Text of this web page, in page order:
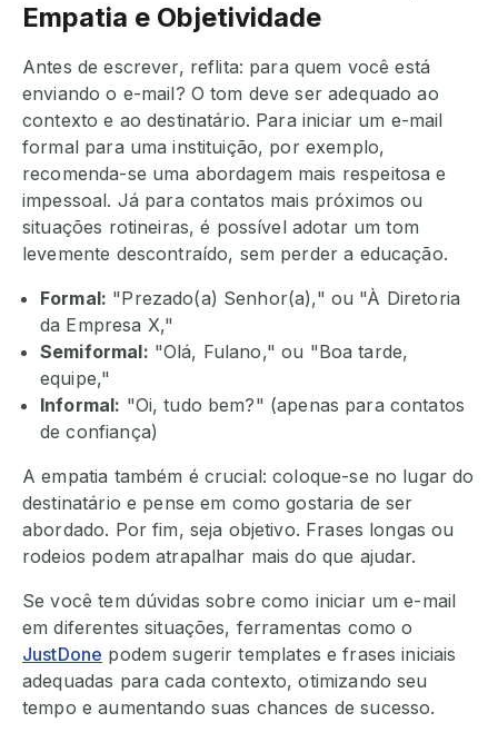
Empatia e Objetividade
Antes de escrever, reflita: para quem você está
enviando o e-mail? O tom deve ser adequado ao
contexto e ao destinatário. Para iniciar um e-mail
formal para uma instituição, por exemplo,
recomenda-se uma abordagem mais respeitosa e
impessoal. Já para contatos mais próximos ou
situações rotineiras, é possível adotar um tom
levemente descontraído, sem perder a educação.
Formal: "Prezado(a) Senhor(a)," ou "À Diretoria
da Empresa X,"
Semiformal: "Olá, Fulano," ou "Boa tarde,
equipe,"
Informal: "Oi, tudo bem?" (apenas para contatos
de confiança)
A empatia também é crucial: coloque-se no lugar do
destinatário e pense em como gostaria de ser
abordado. Por fim, seja objetivo. Frases longas ou
rodeios podem atrapalhar mais do que ajudar.
Se você tem dúvidas sobre como iniciar um e-mail
em diferentes situações, ferramentas como o
JustDone podem sugerir templates e frases iniciais
adequadas para cada contexto, otimizando seu
tempo e aumentando suas chances de sucesso.